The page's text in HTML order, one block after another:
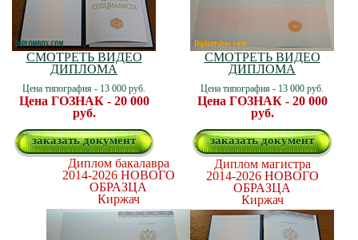
СМОТРЕТЬ ВИДЕО
ДИПЛОМА
Цена типография - 13 000 руб.
Цена ГОЗНАК - 20 000
руб.
заказать документ
СМОТРЕТЬ ВИДЕО
ДИПЛОМА
Цена типография - 13 000 руб.
Цена ГОЗНАК - 20 000
руб.
заказать документ
Диплом бакалавра
2014-2026 НОВОГО
ОБРАЗЦА
Киржач
Диплом магистра
2014-2026 НОВОГО
ОБРАЗЦА
Киржач